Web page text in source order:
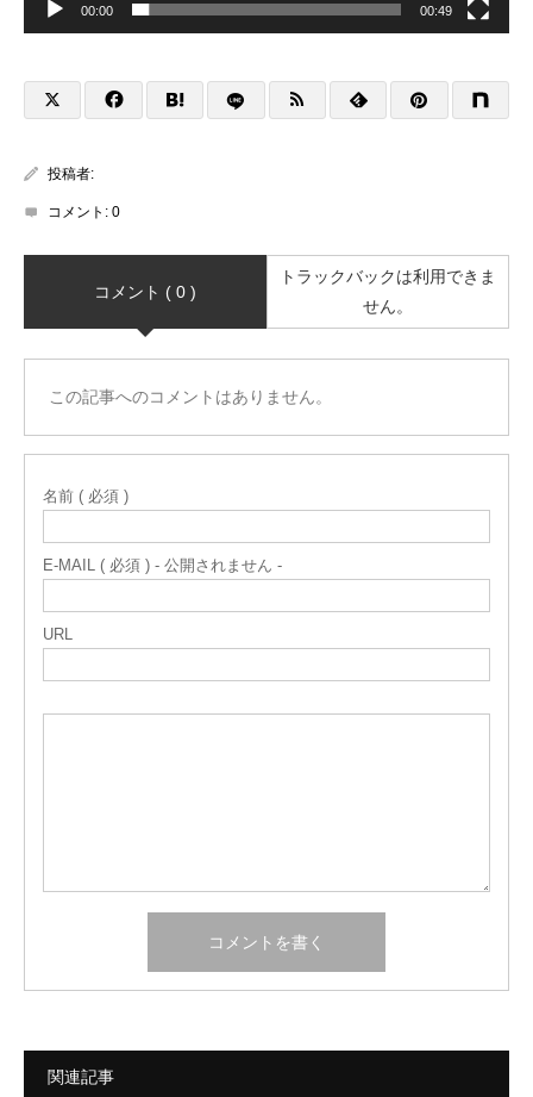
00:00 00:49
投稿者:
コメント: 0
コメント ( 0 )
トラックバックは利用できま
せん。
この記事へのコメントはありません。
名前 ( 必須 )
E-MAIL ( 必須 ) - 公開されません -
URL
関連記事